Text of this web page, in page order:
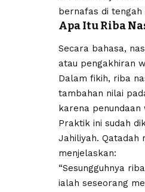
bernafas di tengah
Apa Itu Riba
Secara bahasa,
atau pengakhiran
Dalam fikih, riba
tambahan nilai
karena
Praktik ini sudah
Jahiliyah. Qatadah
menjelaskan:
“Sesungguhnya
ialah seseorang